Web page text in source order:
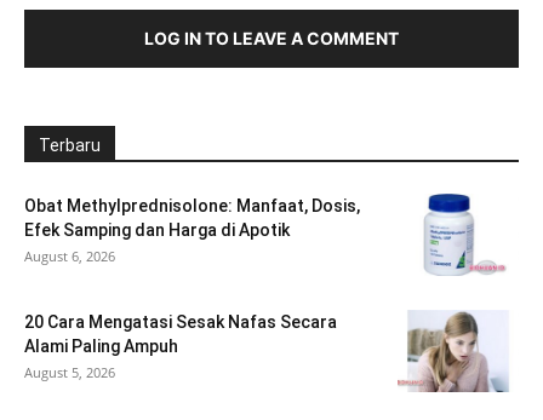
LOG IN TO LEAVE A COMMENT
Terbaru
Obat Methylprednisolone: Manfaat, Dosis,
Efek Samping dan Harga di Apotik
August 6, 2026
20 Cara Mengatasi Sesak Nafas Secara
Alami Paling Ampuh
August 5, 2026